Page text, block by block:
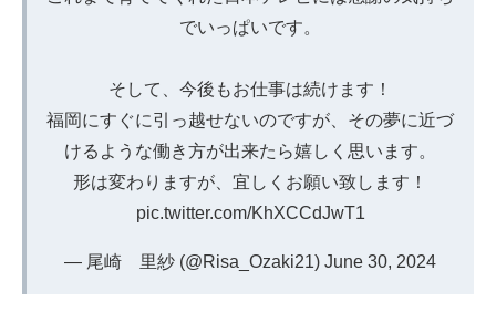
でいっぱいです。
そして、今後もお仕事は続けます！
福岡にすぐに引っ越せないのですが、その夢に近づ
けるような働き方が出来たら嬉しく思います。
形は変わりますが、宜しくお願い致します！
pic.twitter.com/KhXCCdJwT1
— 尾崎 里紗 (@Risa_Ozaki21) June 30, 2024